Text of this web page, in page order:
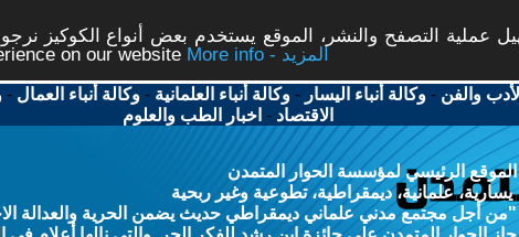
عملية التصفح والنشر، الموقع يستخدم بعض أنواع الكوكيز
on our website
More info - المزيد
والفن -وكالة أنباء اليسار -وكالة أنباء العلمانية -وكالة أنباء العمال -
الاقتصاد - اخبار الطب والعلوم
الموقع الرئيسي لمؤسسة الحوار المتمدن
يسارية، علمانية، ديمقراطية، تطوعية وغير ربحية
"من أجل مجتمع مدني علماني ديمقراطي حديث يضمن الحرية والعدالة